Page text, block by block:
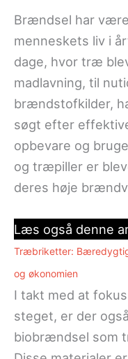
Brændsel har
menneskets liv i
dage, hvor træ
madlavning, til
brændstofkilder,
søgt efter
opbevare og
og træpiller er
deres høje
Læs også denne
Træbriketter:
og økonomien
I takt med at
steget, er der
biobrændsel som